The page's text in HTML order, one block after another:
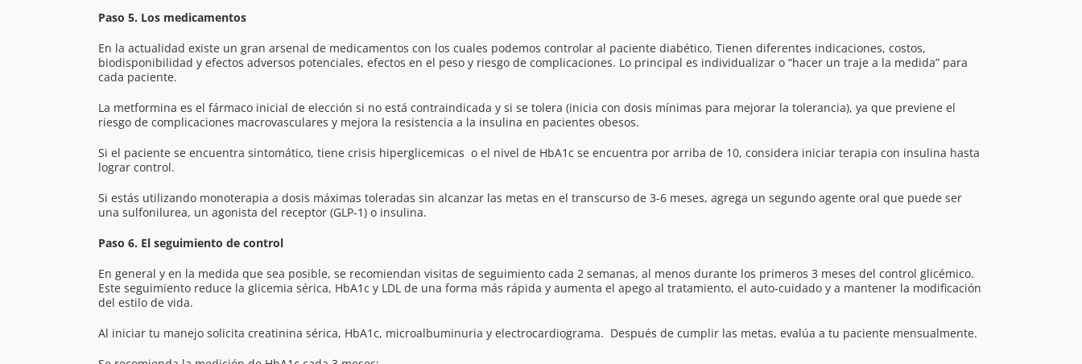
Paso 5. Los medicamentos
En la actualidad existe un gran arsenal de medicamentos con los cuales podemos controlar al paciente diabético. Tienen diferentes indicaciones, costos,
biodisponibilidad y efectos adversos potenciales, efectos en el peso y riesgo de complicaciones. Lo principal es individualizar o “hacer un traje a la medida” para
cada paciente.
La metformina es el fármaco inicial de elección si no está contraindicada y si se tolera (inicia con dosis mínimas para mejorar la tolerancia), ya que previene el
riesgo de complicaciones macrovasculares y mejora la resistencia a la insulina en pacientes obesos.
Si el paciente se encuentra sintomático, tiene crisis hiperglicemicas o el nivel de HbA1c se encuentra por arriba de 10, considera iniciar terapia con insulina hasta
lograr control.
Si estás utilizando monoterapia a dosis máximas toleradas sin alcanzar las metas en el transcurso de 3-6 meses, agrega un segundo agente oral que puede ser
una sulfonilurea, un agonista del receptor (GLP-1) o insulina.
Paso 6. El seguimiento de control
En general y en la medida que sea posible, se recomiendan visitas de seguimiento cada 2 semanas, al menos durante los primeros 3 meses del control glicémico.
Este seguimiento reduce la glicemia sérica, HbA1c y LDL de una forma más rápida y aumenta el apego al tratamiento, el auto-cuidado y a mantener la modificación
del estilo de vida.
Al iniciar tu manejo solicita creatinina sérica, HbA1c, microalbuminuria y electrocardiograma. Después de cumplir las metas, evalúa a tu paciente mensualmente.